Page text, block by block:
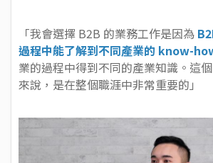
「我會選擇 B2B 的業務工作是因為
過程中能了解到不同產業的 know-
業的過程中得到不同的產業知識。這
來說，是在整個職涯中非常重要的」